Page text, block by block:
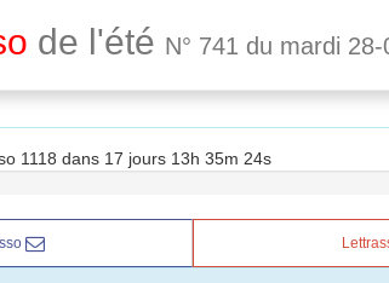
de l'été N° 741 du mardi
1118 dans 17 jours 13h 35m 24s